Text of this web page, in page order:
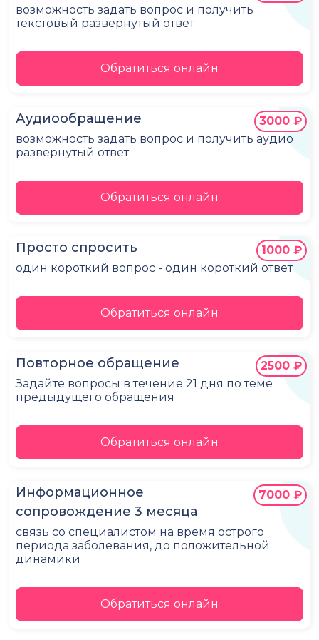
возможность задать вопрос и получить
текстовый развёрнутый ответ
Обратиться онлайн
Аудиообращение
возможность задать вопрос и получить аудио
развёрнутый ответ
3000 ₽
Обратиться онлайн
Просто спросить
один короткий вопрос - один короткий ответ
1000 ₽
Обратиться онлайн
Повторное обращение
Задайте вопросы в течение 21 дня по теме
предыдущего обращения
2500 ₽
Обратиться онлайн
Информационное
сопровождение 3 месяца
связь со специалистом на время острого
периода заболевания, до положительной
динамики
7000 ₽
Обратиться онлайн